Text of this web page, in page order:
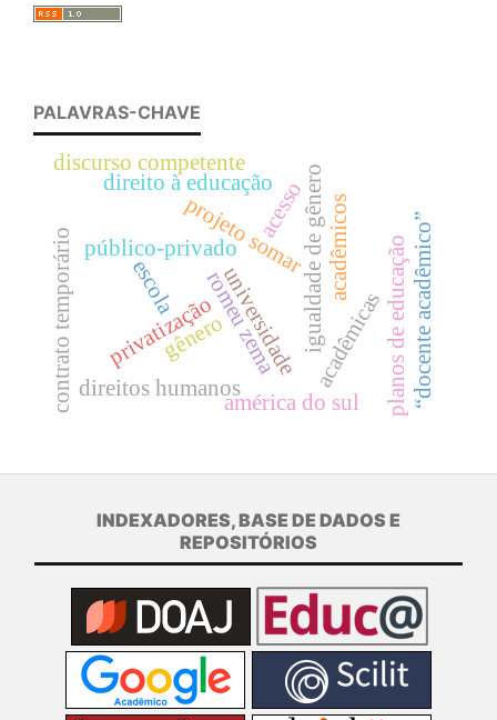
PALAVRAS-CHAVE
privatização
projeto somar
público-privado
romeu zemaigualdade de gêneroacadêmicos
acadêmicas
universidade planos de educação
gênero
acesso
américa do sul
direitos humanos
direito à educação
discurso competente
escola
contrato temporário “docente acadêmico”
INDEXADORES, BASE DE DADOS E
REPOSITÓRIOS